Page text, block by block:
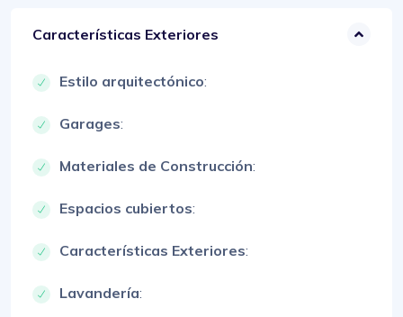
Características Exteriores
Estilo arquitectónico:
Garages:
Materiales de Construcción:
Espacios cubiertos:
Características Exteriores:
Lavandería: